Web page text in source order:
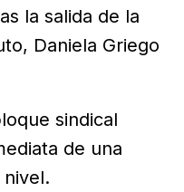
la salida de la
Daniela Griego
sindical
de una